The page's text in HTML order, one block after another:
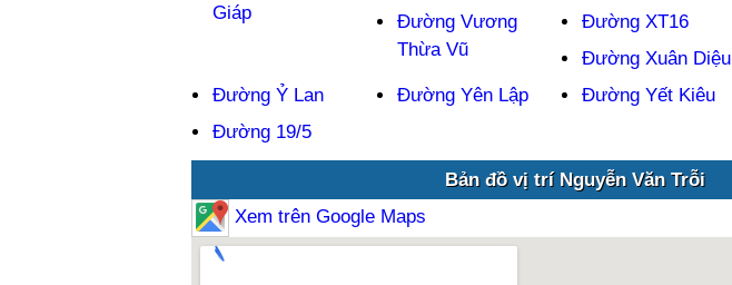
Giáp
Đường Vương
Thừa Vũ
Đường XT16
Đường Xuân Diệu
Đường Ỷ Lan
Đường Yên Lập Đường Yết Kiêu
Đường 19/5
Bản đồ vị trí Nguyễn Văn Trỗi
Xem trên Google Maps